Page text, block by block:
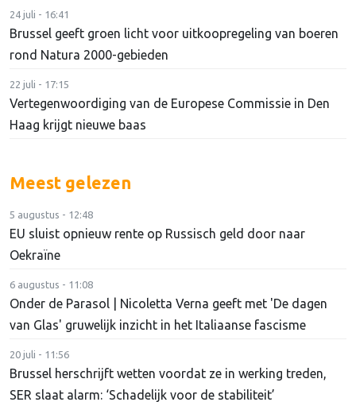
24 juli - 16:41
Brussel geeft groen licht voor uitkoopregeling van boeren
rond Natura 2000-gebieden
22 juli - 17:15
Vertegenwoordiging van de Europese Commissie in Den
Haag krijgt nieuwe baas
Meest gelezen
5 augustus - 12:48
EU sluist opnieuw rente op Russisch geld door naar
Oekraïne
6 augustus - 11:08
Onder de Parasol | Nicoletta Verna geeft met 'De dagen
van Glas' gruwelijk inzicht in het Italiaanse fascisme
20 juli - 11:56
Brussel herschrijft wetten voordat ze in werking treden,
SER slaat alarm: ‘Schadelijk voor de stabiliteit’